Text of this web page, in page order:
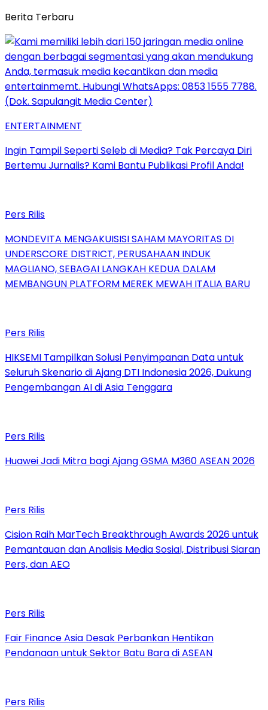
Berita Terbaru
ENTERTAINMENT
Ingin Tampil Seperti Seleb di Media? Tak Percaya Diri
Bertemu Jurnalis? Kami Bantu Publikasi Profil Anda!
Pers Rilis
MONDEVITA MENGAKUISISI SAHAM MAYORITAS DI
UNDERSCORE DISTRICT, PERUSAHAAN INDUK
MAGLIANO, SEBAGAI LANGKAH KEDUA DALAM
MEMBANGUN PLATFORM MEREK MEWAH ITALIA BARU
Pers Rilis
HIKSEMI Tampilkan Solusi Penyimpanan Data untuk
Seluruh Skenario di Ajang DTI Indonesia 2026, Dukung
Pengembangan AI di Asia Tenggara
Pers Rilis
Huawei Jadi Mitra bagi Ajang GSMA M360 ASEAN 2026
Pers Rilis
Cision Raih MarTech Breakthrough Awards 2026 untuk
Pemantauan dan Analisis Media Sosial, Distribusi Siaran
Pers, dan AEO
Pers Rilis
Fair Finance Asia Desak Perbankan Hentikan
Pendanaan untuk Sektor Batu Bara di ASEAN
Pers Rilis